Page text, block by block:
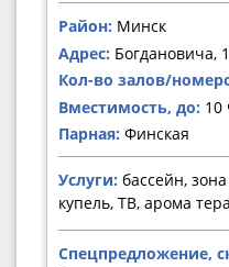
Район: Минск
Адрес: Богдановича,
Кол-во залов/
Вместимость, до: 10
Парная: Финская
Услуги: бассейн,
купель, ТВ, арома
Спецпредложение,